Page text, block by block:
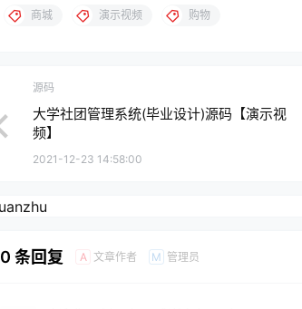
商城 演示视频 购物
源码
大学社团管理系统(毕业设计)源码【演示视
频】
2021-12-23 14:58:00
0 条回复 A 文章作者 M 管理员